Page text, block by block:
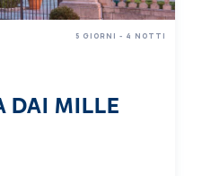
DAI MILLE
5 GIORNI - 4 NOTTI